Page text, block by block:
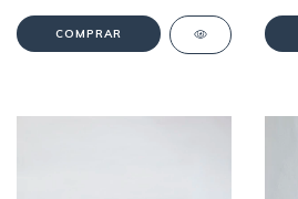
COMPRAR